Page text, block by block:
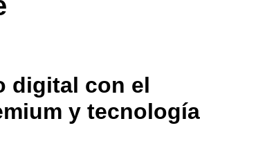
digital con el
y tecnología